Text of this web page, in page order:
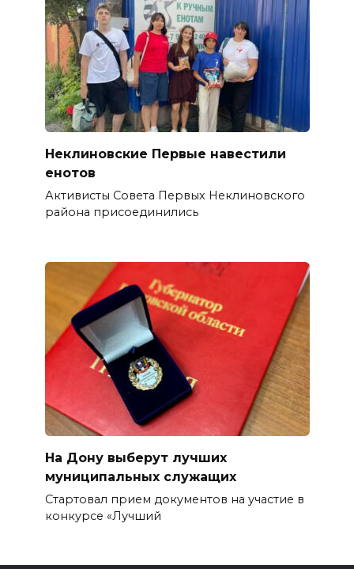
Неклиновские Первые навестили
енотов
Активисты Совета Первых Неклиновского
района присоединились
На Дону выберут лучших
муниципальных служащих
Стартовал прием документов на участие в
конкурсе «Лучший